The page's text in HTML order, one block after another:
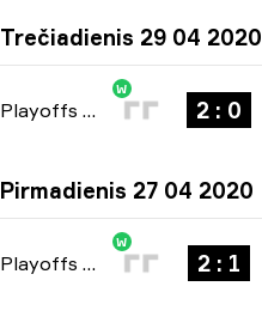
Trečiadienis 29 04 2020
Playoffs bo3
W
2 : 0
Pirmadienis 27 04 2020
Playoffs bo3
W
2 : 1